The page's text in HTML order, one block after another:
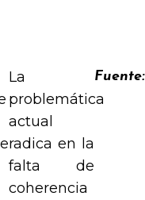
La
problemática
actual
radica en la
falta de
coherencia
Fuente: